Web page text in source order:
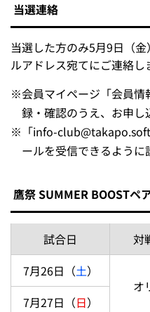
当選連絡
当選した方のみ5月9日（
ルアドレス宛てにご連絡し
※会員マイページ「会員
録・確認のうえ、お申し
※ 「info-
ールを受信できるように
鷹祭 SUMMER BOOSTペ
試合日 対
7月26日（土）
オ
7月27日（日）